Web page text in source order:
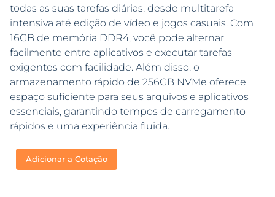
todas as suas tarefas diárias, desde multitarefa
intensiva até edição de vídeo e jogos casuais. Com
16GB de memória DDR4, você pode alternar
facilmente entre aplicativos e executar tarefas
exigentes com facilidade. Além disso, o
armazenamento rápido de 256GB NVMe oferece
espaço suficiente para seus arquivos e aplicativos
essenciais, garantindo tempos de carregamento
rápidos e uma experiência fluida.
Adicionar a Cotação